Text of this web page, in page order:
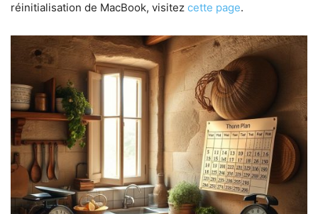
réinitialisation de MacBook, visitez cette page.